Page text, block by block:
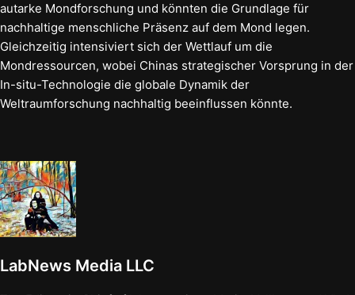
autarke Mondforschung und könnten die Grundlage für
nachhaltige menschliche Präsenz auf dem Mond legen.
Gleichzeitig intensiviert sich der Wettlauf um die
Mondressourcen, wobei Chinas strategischer Vorsprung in der
In-situ-Technologie die globale Dynamik der
Weltraumforschung nachhaltig beeinflussen könnte.
LabNews Media LLC